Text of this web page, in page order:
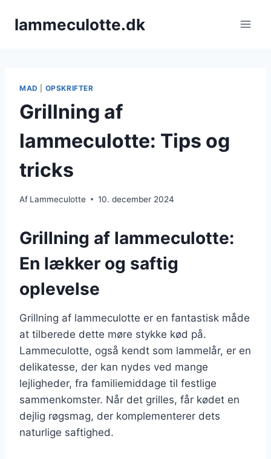
lammeculotte.dk
MAD OPSKRIFTER
Grillning af
lammeculotte: Tips og
tricks
Af Lammeculotte 10. december 2024
Grillning af lammeculotte:
En lækker og saftig
oplevelse
Grillning af lammeculotte er en fantastisk måde
at tilberede dette møre stykke kød på.
Lammeculotte, også kendt som lammelår, er en
delikatesse, der kan nydes ved mange
lejligheder, fra familiemiddage til festlige
sammenkomster. Når det grilles, får kødet en
dejlig røgsmag, der komplementerer dets
naturlige saftighed.